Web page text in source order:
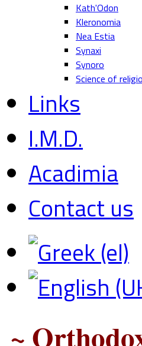
Kath'Odon
Kleronomia
Nea Estia
Synaxi
Synoro
Science of
Links
I.M.D.
Acadimia
Contact us
~